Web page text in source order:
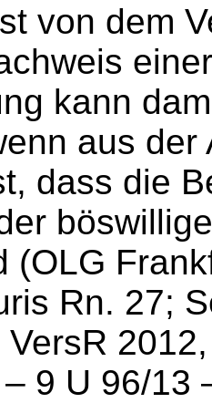
von dem
kann
aus der
dass die
(OLG
Rn. 27;
VersR
9 U 96/13